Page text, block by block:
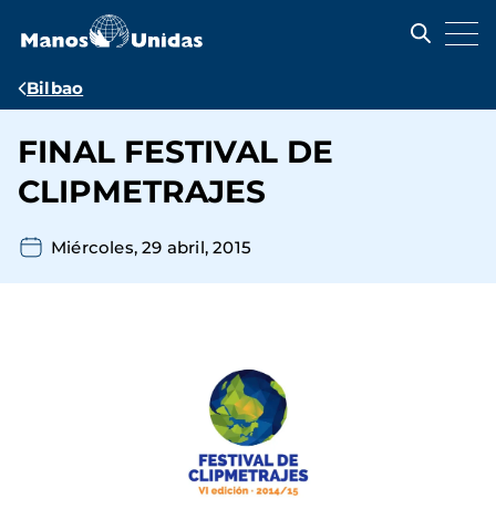
contenido
Ruta
navegación
Bilbao
FINAL FESTIVAL DE
CLIPMETRAJES
Miércoles, 29 abril, 2015